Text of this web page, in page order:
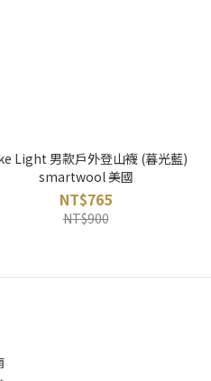
Light 男款戶外登山襪 (暮光藍)
smartwool 美國
NT$765
NT$900